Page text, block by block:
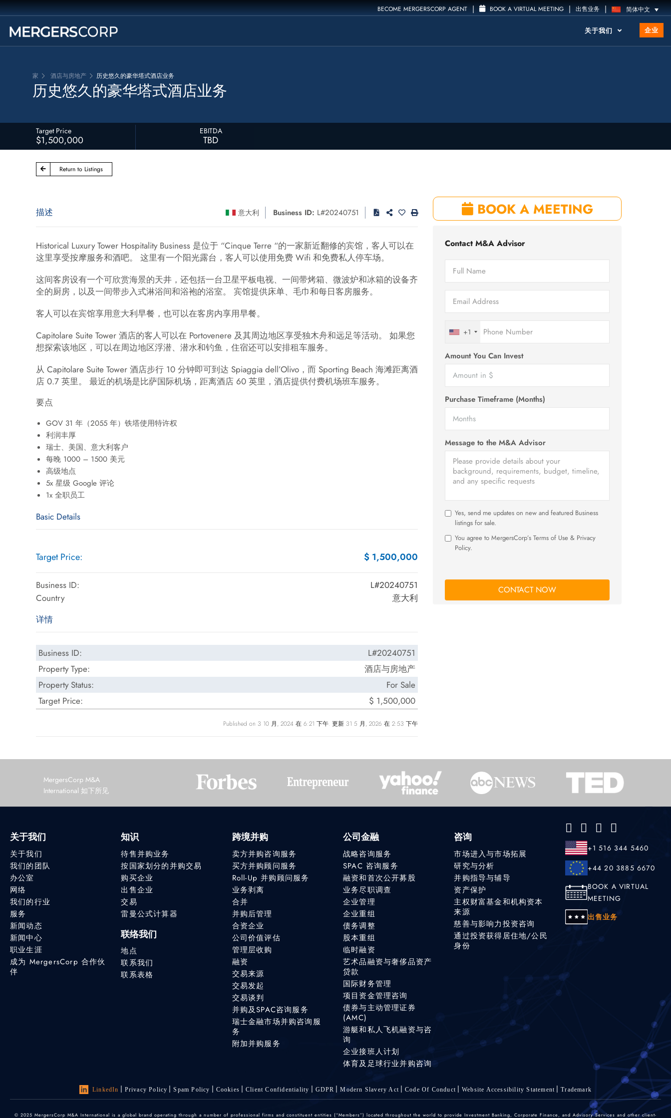
BECOME MERGERSCORP AGENT | BOOK A VIRTUAL MEETING | 出售业务 | 简体中文
关于我们 企业
家 酒店与房地产 历史悠久的豪华塔式酒店业务
历史悠久的豪华塔式酒店业务
Target Price
$1,500,000
EBITDA
TBD
Return to Listings
描述 意大利 Business ID: L#20240751
Historical Luxury Tower Hospitality Business 是位于 “Cinque Terre “的一家新近翻修的宾馆，客人可以在
这里享受按摩服务和酒吧。 这里有一个阳光露台，客人可以使用免费 Wifi 和免费私人停车场。
这间客房设有一个可欣赏海景的天井，还包括一台卫星平板电视、一间带烤箱、微波炉和冰箱的设备齐
全的厨房，以及一间带步入式淋浴间和浴袍的浴室。 宾馆提供床单、毛巾和每日客房服务。
客人可以在宾馆享用意大利早餐，也可以在客房内享用早餐。
Capitolare Suite Tower 酒店的客人可以在 Portovenere 及其周边地区享受独木舟和远足等活动。 如果您
想探索该地区，可以在周边地区浮潜、潜水和钓鱼，住宿还可以安排租车服务。
从 Capitolare Suite Tower 酒店步行 10 分钟即可到达 Spiaggia dell’Olivo，而 Sporting Beach 海滩距离酒
店 0.7 英里。 最近的机场是比萨国际机场，距离酒店 60 英里，酒店提供付费机场班车服务。
要点
GOV 31 年（2055 年）铁塔使用特许权
利润丰厚
瑞士、美国、意大利客户
每晚 1000 – 1500 美元
高级地点
5x 星级 Google 评论
1x 全职员工
Basic Details
Target Price: $ 1,500,000
Business ID:
L#20240751
Country
意大利
详情
Business ID:
L#20240751
Property Type:
酒店与房地产
Property Status:
For Sale
Target Price:
$ 1,500,000
Published on 3 10 月, 2024 在 6:21 下午. 更新 31 5 月, 2026 在 2:53 下午
BOOK A MEETING
Contact M&A Advisor
+1
Amount You Can Invest
Purchase Timeframe (Months)
Message to the M&A Advisor
Yes, send me updates on new and featured Business
listings for sale.
You agree to MergersCorp’s Terms of Use & Privacy
Policy.
MergersCorp M&A
International 如下所见
关于我们
关于我们
我们的团队
办公室
网络
我们的行业
服务
新闻动态
新闻中心
职业生涯
成为 MergersCorp 合作伙
伴
知识
待售并购业务
按国家划分的并购交易
购买企业
出售企业
交易
雷曼公式计算器
联络我们
地点
联系我们
联系表格
跨境并购
卖方并购咨询服务
买方并购顾问服务
Roll-Up 并购顾问服务
业务剥离
合并
并购后管理
合资企业
公司价值评估
管理层收购
融资
交易来源
交易发起
交易谈判
并购及SPAC咨询服务
瑞士金融市场并购咨询服
务
附加并购服务
公司金融
战略咨询服务
SPAC 咨询服务
融资和首次公开募股
业务尽职调查
企业管理
企业重组
债务调整
股本重组
临时融资
艺术品融资与奢侈品资产
贷款
国际财务管理
项目资金管理咨询
债券与主动管理证券
(AMC)
游艇和私人飞机融资与咨
询
企业接班人计划
体育及足球行业并购咨询
咨询
市场进入与市场拓展
研究与分析
并购指导与辅导
资产保护
主权财富基金和机构资本
来源
慈善与影响力投资咨询
通过投资获得居住地/公民
身份
+1 516 344 5460
+44 20 3885 6670
BOOK A VIRTUAL
MEETING
出售业务
LinkedIn Privacy Policy Spam Policy Cookies Client Confidentiality GDPR Modern Slavery Act Code Of Conduct Website Accessibility Statement Trademark
© 2025 MergersCorp M&A International is a global brand operating through a number of professional firms and constituent entities (“Members”) located throughout the world to provide Investment Banking, Corporate Finance, and Advisory Services and other client-